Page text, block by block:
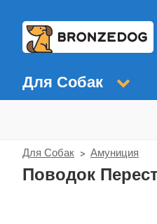
Для Собак
Для Собак Амуниция
Поводок